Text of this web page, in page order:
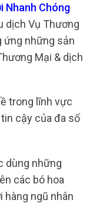
Nhanh Chóng
dịch Vụ Thương
ứng những sản
Mại & dịch
trong lĩnh vực
cậy của đa số
dùng những
các bó hoa
hàng ngũ nhân